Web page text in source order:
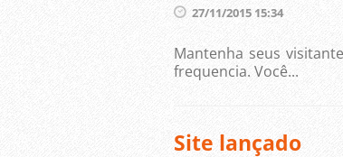
27/11/2015 15:34
Mantenha seus
frequencia. Você...
Site lançado